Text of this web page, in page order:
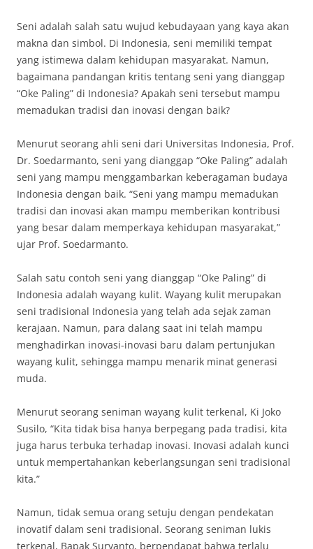
Seni adalah salah satu wujud kebudayaan yang kaya akan
makna dan simbol. Di Indonesia, seni memiliki tempat
yang istimewa dalam kehidupan masyarakat. Namun,
bagaimana pandangan kritis tentang seni yang dianggap
“Oke Paling” di Indonesia? Apakah seni tersebut mampu
memadukan tradisi dan inovasi dengan baik?
Menurut seorang ahli seni dari Universitas Indonesia, Prof.
Dr. Soedarmanto, seni yang dianggap “Oke Paling” adalah
seni yang mampu menggambarkan keberagaman budaya
Indonesia dengan baik. “Seni yang mampu memadukan
tradisi dan inovasi akan mampu memberikan kontribusi
yang besar dalam memperkaya kehidupan masyarakat,”
ujar Prof. Soedarmanto.
Salah satu contoh seni yang dianggap “Oke Paling” di
Indonesia adalah wayang kulit. Wayang kulit merupakan
seni tradisional Indonesia yang telah ada sejak zaman
kerajaan. Namun, para dalang saat ini telah mampu
menghadirkan inovasi-inovasi baru dalam pertunjukan
wayang kulit, sehingga mampu menarik minat generasi
muda.
Menurut seorang seniman wayang kulit terkenal, Ki Joko
Susilo, “Kita tidak bisa hanya berpegang pada tradisi, kita
juga harus terbuka terhadap inovasi. Inovasi adalah kunci
untuk mempertahankan keberlangsungan seni tradisional
kita.”
Namun, tidak semua orang setuju dengan pendekatan
inovatif dalam seni tradisional. Seorang seniman lukis
terkenal, Bapak Suryanto, berpendapat bahwa terlalu